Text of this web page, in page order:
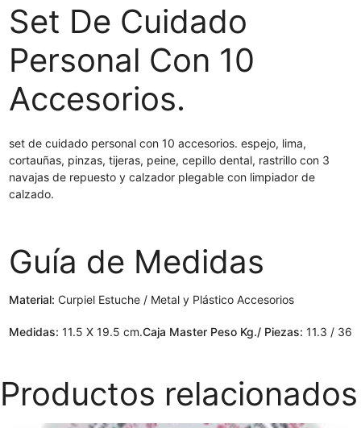
Set De Cuidado
Personal Con 10
Accesorios.
set de cuidado personal con 10 accesorios. espejo, lima,
cortauñas, pinzas, tijeras, peine, cepillo dental, rastrillo con 3
navajas de repuesto y calzador plegable con limpiador de
calzado.
Guía de Medidas
Material: Curpiel Estuche / Metal y Plástico Accesorios
Medidas: 11.5 X 19.5 cm.Caja Master Peso Kg./ Piezas: 11.3 / 36
Productos relacionados